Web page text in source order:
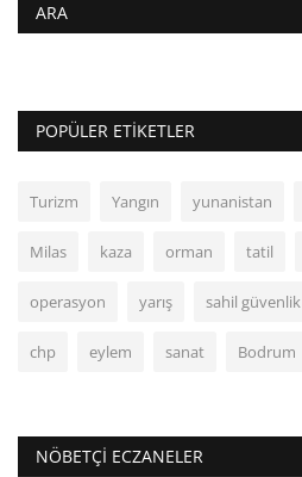
ARA
POPÜLER ETIKETLER
Turizm Yangın yunanistan
Milas kaza orman tatil
operasyon yarış sahil güvenlik
chp eylem sanat Bodrum
NÖBETÇI ECZANELER